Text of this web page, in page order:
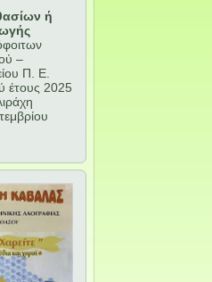
ή
–
Π. Ε.
έτους 2025